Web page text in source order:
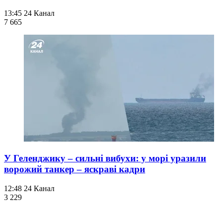
13:45 24 Канал
7 665
У Геленджику – сильні вибухи: у морі уразили
ворожий танкер – яскраві кадри
12:48 24 Канал
3 229